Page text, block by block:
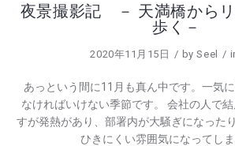
夜景撮影記 － 天満橋から
歩く－
2020年11月15日 bySeel
あっという間に11月も真ん中です。一気
なければいけない季節です。 会社の人で
すが発熱があり、部署内が大騒ぎになった
ひきにくい雰囲気になってし